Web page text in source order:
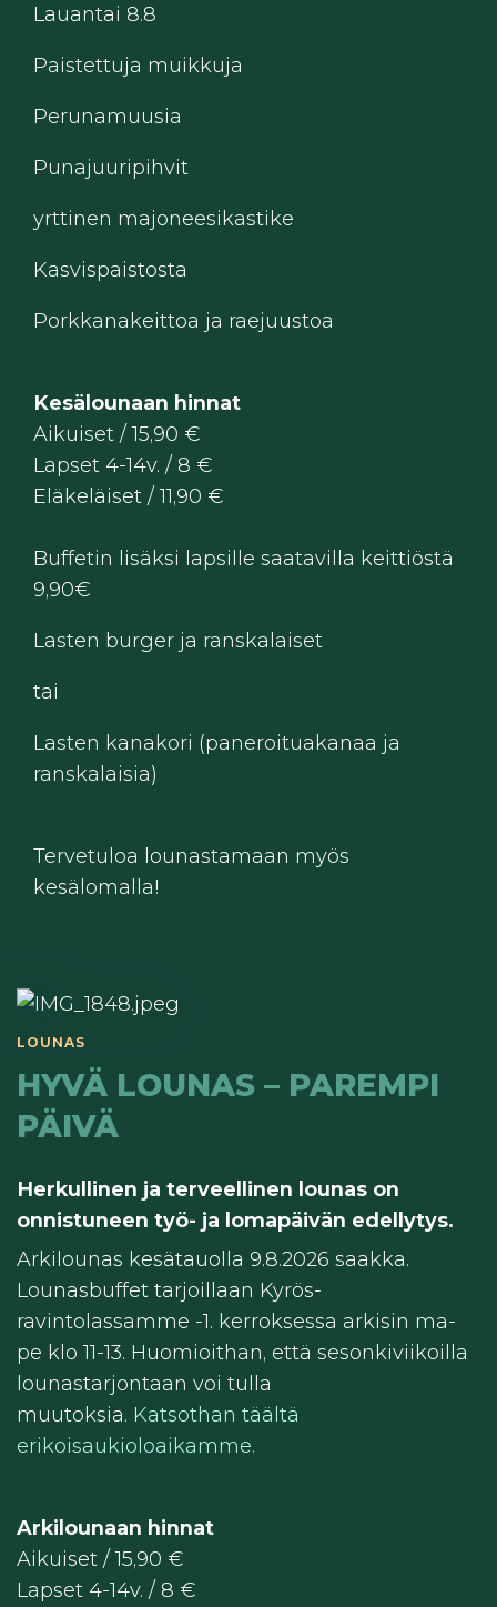
Lauantai 8.8
Paistettuja muikkuja
Perunamuusia
Punajuuripihvit
yrttinen majoneesikastike
Kasvispaistosta
Porkkanakeittoa ja raejuustoa
Kesälounaan hinnat
Aikuiset / 15,90 €
Lapset 4-14v. / 8 €
Eläkeläiset / 11,90 €
Buffetin lisäksi lapsille saatavilla keittiöstä
9,90€
Lasten burger ja ranskalaiset
tai
Lasten kanakori (paneroituakanaa ja
ranskalaisia)
Tervetuloa lounastamaan myös
kesälomalla!
LOUNAS
HYVÄ LOUNAS – PAREMPI
PÄIVÄ
Herkullinen ja terveellinen lounas on
onnistuneen työ- ja lomapäivän edellytys.
Arkilounas kesätauolla 9.8.2026 saakka.
Lounasbuffet tarjoillaan Kyrös-
ravintolassamme -1. kerroksessa arkisin ma-
pe klo 11-13. Huomioithan, että sesonkiviikoilla
lounastarjontaan voi tulla
muutoksia. Katsothan täältä
erikoisaukioloaikamme.
Arkilounaan hinnat
Aikuiset / 15,90 €
Lapset 4-14v. / 8 €